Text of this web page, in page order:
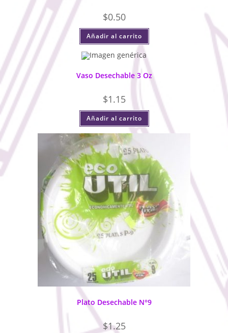
$0.50
Añadir al carrito
Vaso Desechable 3 Oz
$1.15
Añadir al carrito
Plato Desechable N°9
$1.25